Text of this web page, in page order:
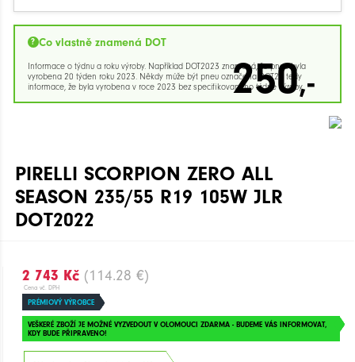
Co vlastně znamená DOT
Informace o týdnu a roku výroby. Například DOT2023 znamená, že pneu byla
vyrobena 20 týden roku 2023. Někdy může být pneu označena DOT23 tedy
informace, že byla vyrobena v roce 2023 bez specifikovaného týdne výroby.
250,-
PIRELLI SCORPION ZERO ALL
SEASON 235/55 R19 105W JLR
DOT2022
2 743 Kč (114.28 €)
Cena vč. DPH
PRÉMIOVÝ VÝROBCE
VEŠKERÉ ZBOŽÍ JE MOŽNÉ VYZVEDOUT V OLOMOUCI ZDARMA - BUDEME VÁS INFORMOVAT,
KDY BUDE PŘIPRAVENO!